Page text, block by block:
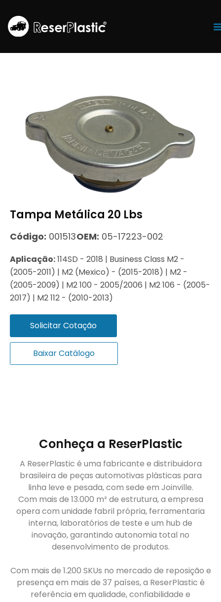
Tampa Metálica 20 Lbs
Código: 001513OEM: 05-17223-002
Aplicação:114SD - 2018 | Business Class M2 -
(2005-2011) | M2 (Mexico) - (2015-2018) | M2 -
(2005-2009) | M2 100 - 2005/2006 | M2 106 - (2005-
2017) | M2 112 - (2010-2013)
Solicitar Cotação
Baixar Catálogo
Conheça a ReserPlastic
A ReserPlastic é uma fabricante e distribuidora
brasileira de peças automotivas plásticas para
linha leve e pesada, com sede em Joinville.
Com mais de 13.000 m² de estrutura, a empresa
opera com unidade fabril própria, ferramentaria
interna, laboratórios de teste e um hub de
inovação, garantindo autonomia total no
desenvolvimento de produtos.
Com mais de 1.200 SKUs no mercado de reposição e
presença em mais de 37 países, a ReserPlastic é
referência em qualidade, confiabilidade e